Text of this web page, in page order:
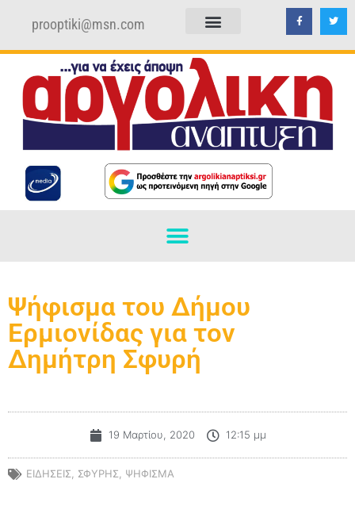
prooptiki@msn.com
Ψήφισμα του Δήμου
Ερμιονίδας για τον
Δημήτρη Σφυρή
19 Μαρτίου, 2020 12:15 μμ
ΕΙΔΗΣΕΙΣ, ΣΦΥΡΗΣ, ΨΗΦΙΣΜΑ